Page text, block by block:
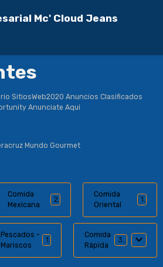
Mc' Cloud Jeans
Comida
Mexicana
2
Comida
Oriental
1
Pescados -
Mariscos
1
Comida
Rápida
34